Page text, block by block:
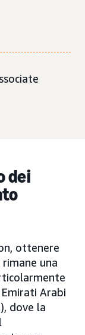
dei
ottenere
una
Arabi
dove la